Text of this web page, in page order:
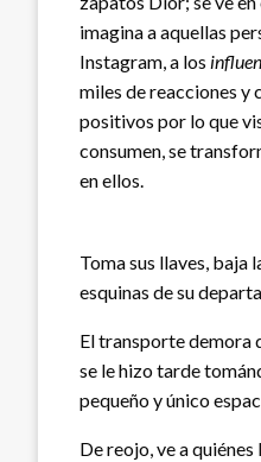
imagina a aquellas
Instagram, a los
miles de reacciones y
positivos por lo que
consumen, se
en ellos.
Toma sus llaves, baja
esquinas de su
El transporte demora
se le hizo tarde
pequeño y único
De reojo, ve a